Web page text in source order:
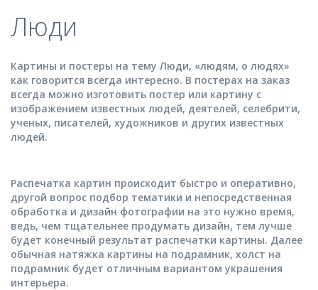
Люди
Картины и постеры на тему Люди, «людям, о людях»
как говорится всегда интересно. В постерах на заказ
всегда можно изготовить постер или картину с
изображением известных людей, деятелей, селебрити,
ученых, писателей, художников и других известных
людей.
Распечатка картин происходит быстро и оперативно,
другой вопрос подбор тематики и непосредственная
обработка и дизайн фотографии на это нужно время,
ведь, чем тщательнее продумать дизайн, тем лучше
будет конечный результат распечатки картины. Далее
обычная натяжка картины на подрамник, холст на
подрамник будет отличным вариантом украшения
интерьера.